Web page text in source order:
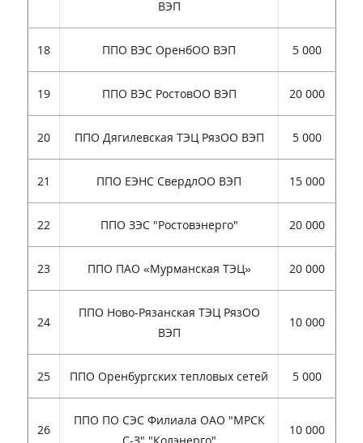
ВЭП
18 ППО ВЭС ОренбОО ВЭП 5 000
19 ППО ВЭС РостовОО ВЭП 20 000
20 ППО Дягилевская ТЭЦ РязОО ВЭП 5 000
21 ППО ЕЭНС СвердлОО ВЭП 15 000
22 ППО ЗЭС "Ростовэнерго" 20 000
23 ППО ПАО «Мурманская ТЭЦ» 20 000
24
ППО Ново-Рязанская ТЭЦ РязОО
ВЭП
10 000
25 ППО Оренбургских тепловых сетей 5 000
26
ППО ПО СЭС Филиала ОАО "МРСК
10 000